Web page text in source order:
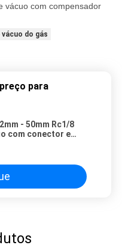
vácuo com compensador
vácuo do gás
para
- 50mm Rc1/8
com conector e